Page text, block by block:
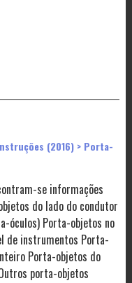
(2016) > Porta-
se informações
do lado do condutor
óculos) Porta-objetos no
de instrumentos Porta-
Porta-objetos do
porta-objetos